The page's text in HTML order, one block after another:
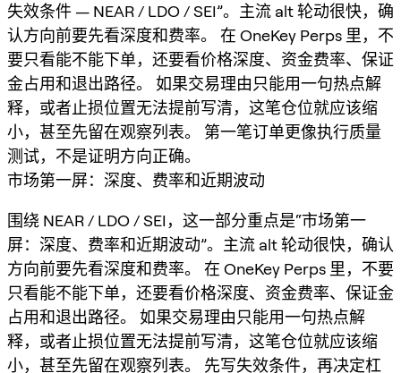
失效条件 — NEAR / LDO / SEI”。主流 alt 轮动很快，确
认方向前要先看深度和费率。 在 OneKey Perps 里，不
要只看能不能下单，还要看价格深度、资金费率、保证
金占用和退出路径。 如果交易理由只能用一句热点解
释，或者止损位置无法提前写清，这笔仓位就应该缩
小，甚至先留在观察列表。 第一笔订单更像执行质量
测试，不是证明方向正确。
市场第一屏：深度、费率和近期波动
围绕 NEAR / LDO / SEI，这一部分重点是“市场第一
屏：深度、费率和近期波动”。主流 alt 轮动很快，确认
方向前要先看深度和费率。 在 OneKey Perps 里，不要
只看能不能下单，还要看价格深度、资金费率、保证金
占用和退出路径。 如果交易理由只能用一句热点解
释，或者止损位置无法提前写清，这笔仓位就应该缩
小，甚至先留在观察列表。 先写失效条件，再决定杠